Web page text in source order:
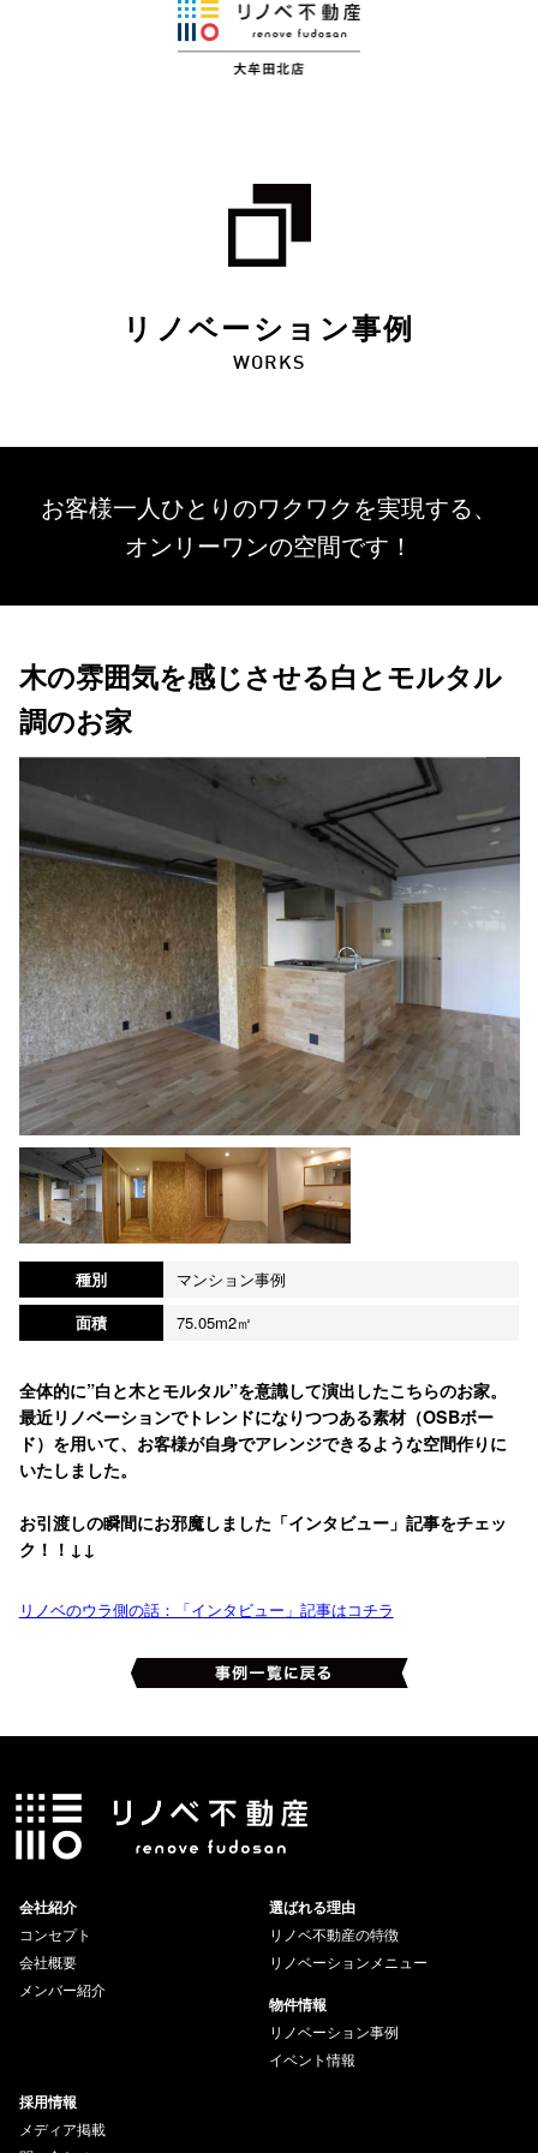
リノベーション事例
WORKS
お客様一人ひとりのワクワクを実現する、
オンリーワンの空間です！
木の雰囲気を感じさせる白とモルタル
調のお家
種別
マンション事例
面積
75.05m2㎡
全体的に”白と木とモルタル”を意識して演出したこちらのお家。
最近リノベーションでトレンドになりつつある素材（OSBボー
ド）を用いて、お客様が自身でアレンジできるような空間作りに
いたしました。
お引渡しの瞬間にお邪魔しました「インタビュー」記事をチェッ
ク！！↓↓
リノベのウラ側の話：「インタビュー」記事はコチラ
会社紹介
コンセプト
会社概要
メンバー紹介
選ばれる理由
リノベ不動産の特徴
リノベーションメニュー
物件情報
リノベーション事例
イベント情報
採用情報
メディア掲載